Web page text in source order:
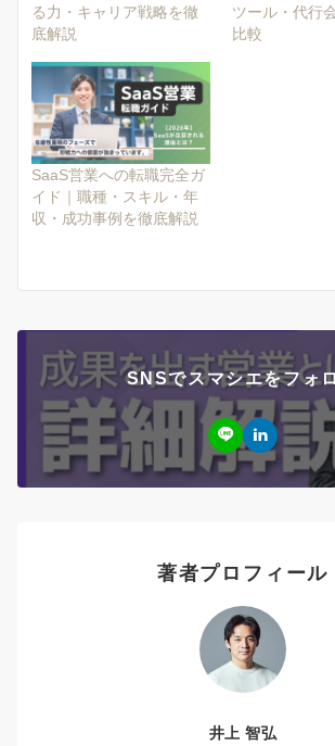
る力・キャリア戦略を徹
底解説
ツール・代行
比較
SaaS営業への転職完全ガ
イド｜職種・スキル・年
収・成功事例を徹底解説
SNSでスマシエをフォ
著者プロフィール
井上 智弘